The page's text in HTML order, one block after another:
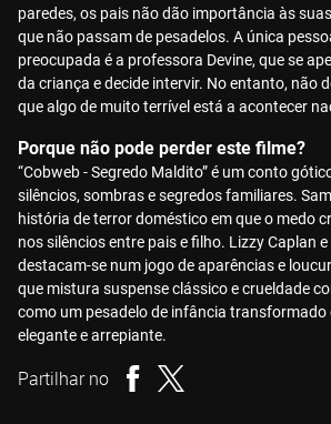
paredes, os pais não dão importância às
que não passam de pesadelos. A única
preocupada é a professora Devine, que se
da criança e decide intervir. No entanto, não
que algo de muito terrível está a acontecer
Porque não pode perder este filme?
“Cobweb - Segredo Maldito” é um conto
silêncios, sombras e segredos familiares.
história de terror doméstico em que o medo
nos silêncios entre pais e filho. Lizzy Caplan
destacam-se num jogo de aparências e
que mistura suspense clássico e crueldade
como um pesadelo de infância transformado
elegante e arrepiante.
Partilhar no